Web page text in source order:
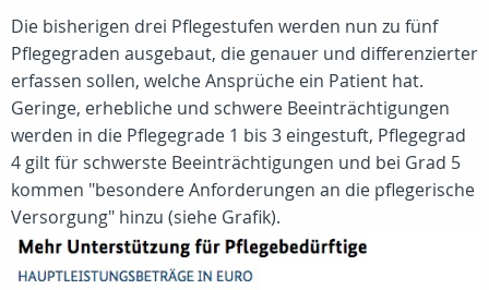
Die bisherigen drei Pflegestufen werden nun zu fünf
Pflegegraden ausgebaut, die genauer und differenzierter
erfassen sollen, welche Ansprüche ein Patient hat.
Geringe, erhebliche und schwere Beeinträchtigungen
werden in die Pflegegrade 1 bis 3 eingestuft, Pflegegrad
4 gilt für schwerste Beeinträchtigungen und bei Grad 5
kommen "besondere Anforderungen an die pflegerische
Versorgung" hinzu (siehe Grafik).